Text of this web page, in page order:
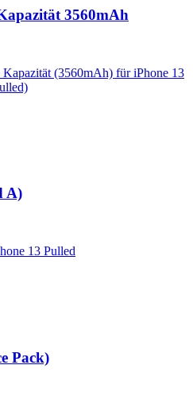
3560mAh
(3560mAh) für iPhone 13
A)
13 Pulled
Pack)